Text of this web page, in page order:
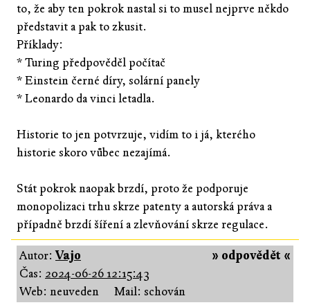
to, že aby ten pokrok nastal si to musel nejprve někdo
představit a pak to zkusit.
Příklady:
* Turing předpověděl počítač
* Einstein černé díry, solární panely
* Leonardo da vinci letadla.
Historie to jen potvrzuje, vidím to i já, kterého
historie skoro vůbec nezajímá.
Stát pokrok naopak brzdí, proto že podporuje
monopolizaci trhu skrze patenty a autorská práva a
případně brzdí šíření a zlevňování skrze regulace.
» odpovědět «
Autor:Vajo
Čas: 2024-06-26 12:15:43
Web: neuveden
Mail: schován